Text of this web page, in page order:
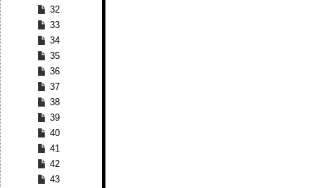
32
33
34
35
36
37
38
39
40
41
42
43